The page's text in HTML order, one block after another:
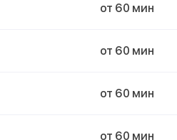
от 60 мин
от 60 мин
от 60 мин
от 60 мин